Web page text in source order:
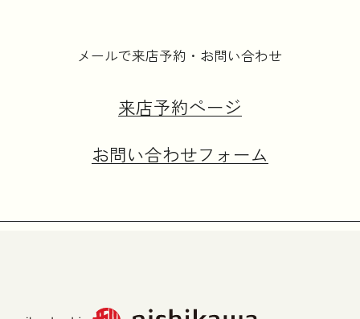
メールで来店予約・お問い合わせ
来店予約ページ
お問い合わせフォーム